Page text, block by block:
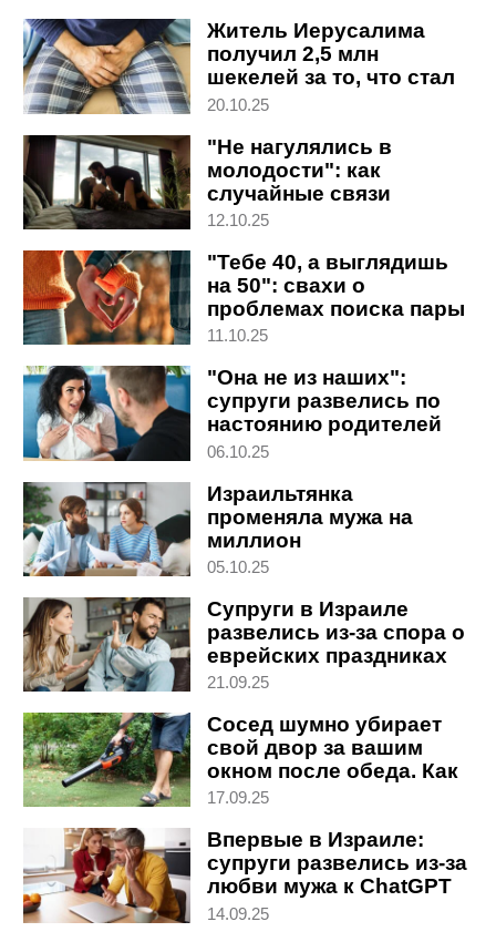
Житель Иерусалима
получил 2,5 млн
шекелей за то, что стал
импотентом
20.10.25
"Не нагулялись в
молодости": как
случайные связи
влияют на серьезные
12.10.25
"Тебе 40, а выглядишь
на 50": свахи о
проблемах поиска пары
в Израиле
11.10.25
"Она не из наших":
супруги развелись по
настоянию родителей
мужа
06.10.25
Израильтянка
променяла мужа на
миллион
05.10.25
Супруги в Израиле
развелись из-за спора о
еврейских праздниках
21.09.25
Сосед шумно убирает
свой двор за вашим
окном после обеда. Как
это прекратить
17.09.25
Впервые в Израиле:
супруги развелись из-за
любви мужа к ChatGPT
14.09.25